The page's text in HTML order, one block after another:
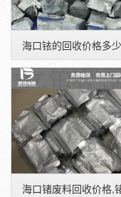
海口铱的回收价格多
海口锗废料回收价格,